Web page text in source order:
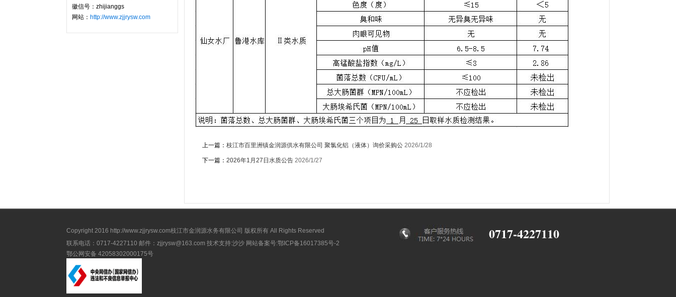
徽信号：zhijianggs
网站： http://www.zjjrysw.com
上一篇： 枝江市百里洲镇金润源供水有限公司 聚氯化铝（液体）询价采购公 2026/1/28
下一篇： 2026年1月27日水质公告 2026/1/27
Copyright 2016 http://www.zjjrysw.com枝江市金润源水务有限公司 版权所有 All Rights Reserved
联系电话：0717-4227110 邮件：zjjrysw@163.com 技术支持:沙沙 网站备案号:鄂ICP备16017385号-2
鄂公网安备 42058302000175号
0717-4227110